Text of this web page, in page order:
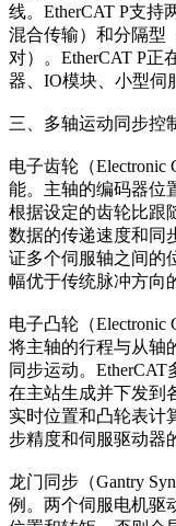
线。EtherCAT P支持
混合传输）和分隔型
对）。EtherCAT P
器、IO模块、小型伺
三、多轴运动同步控
电子齿轮（Electronic
能。主轴的编码器位
根据设定的齿轮比跟
数据的传递速度和同
证多个伺服轴之间的
幅优于传统脉冲方向
电子凸轮（
将主轴的行程与从轴
同步运动。EtherCAT
在主站生成并下发到
实时位置和凸轮表计
步精度和伺服驱动器
龙门同步（Gantry
例。两个伺服电机驱